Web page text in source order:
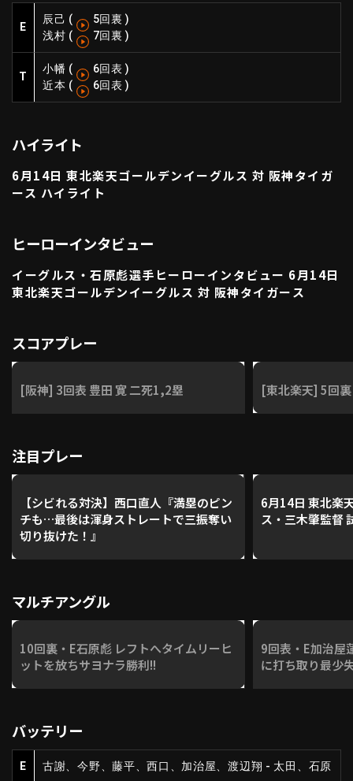
利用規約 プライバシーポリシー
特定商取引法の表示
E
辰己 ( 5回裏 )
浅村 ( 7回裏 )
T
小幡 ( 6回表 )
近本 ( 6回表 )
ハイライト
6月14日 東北楽天ゴールデンイーグルス 対 阪神タイガ
ース ハイライト
ヒーローインタビュー
イーグルス・石原彪選手ヒーローインタビュー 6月14日
東北楽天ゴールデンイーグルス 対 阪神タイガース
スコアプレー
[阪神] 3回表 豊田 寛 二死1,2塁 [東北楽天] 5回
注目プレー
【シビれる対決】西口直人『満塁のピン
チも…最後は渾身ストレートで三振奪い
切り抜けた！』
6月14日 東北楽
ス・三木肇監督
マルチアングル
10回裏・E石原彪 レフトへタイムリーヒ
ットを放ちサヨナラ勝利!!
9回表・E加治屋
に打ち取り最少
バッテリー
E 古謝、今野、藤平、西口、加治屋、渡辺翔 - 太田、石原